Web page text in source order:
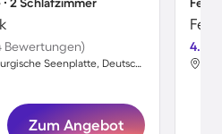
Bewertungen)
Waren (Müritz), Mecklenburgische Seenplatte, Deutschland
Zum Angebot
4.5